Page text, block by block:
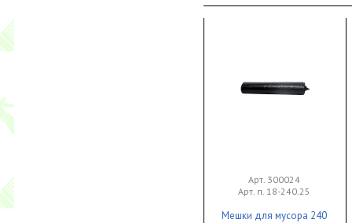
Арт. 300024
Арт. п. 18-240.25
Мешки для мусора 240